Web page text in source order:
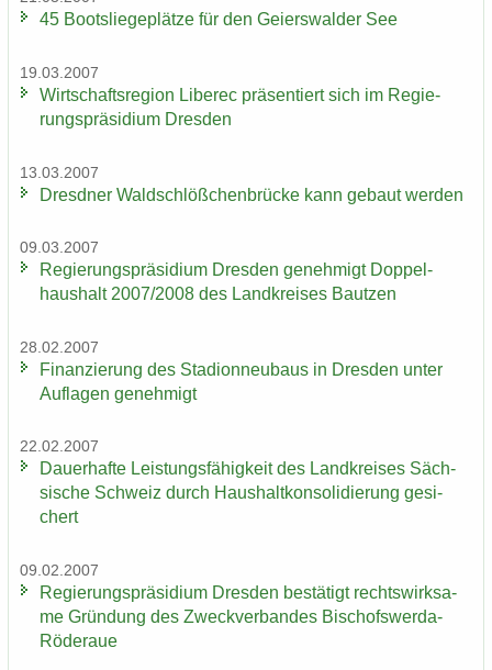
45 Boots­lie­ge­plät­ze für den Gei­ers­wal­der See
19.03.2007
Wirt­schafts­re­gi­on Li­be­rec prä­sen­tiert sich im Re­gie­
rungs­prä­si­di­um Dres­den
13.03.2007
Dresd­ner Wald­schlöß­chen­brü­cke kann ge­baut wer­den
09.03.2007
Re­gie­rungs­prä­si­di­um Dres­den ge­neh­migt Dop­pel­
haus­halt 2007/2008 des Land­krei­ses Baut­zen
28.02.2007
Fi­nan­zie­rung des Sta­di­on­neu­baus in Dres­den unter
Auf­la­gen ge­neh­migt
22.02.2007
Dau­er­haf­te Leis­tungs­fä­hig­keit des Land­krei­ses Säch­
si­sche Schweiz durch Haus­halt­kon­so­li­die­rung ge­si­
chert
09.02.2007
Re­gie­rungs­prä­si­di­um Dres­den be­stä­tigt rechts­wirk­sa­
me Grün­dung des Zweck­ver­ban­des Bischofswerda-​
Röderaue